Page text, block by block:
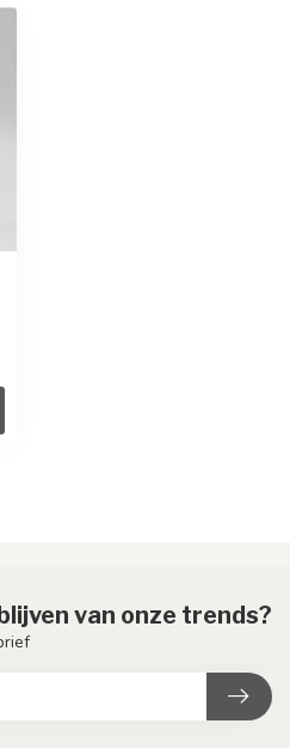
van onze trends?